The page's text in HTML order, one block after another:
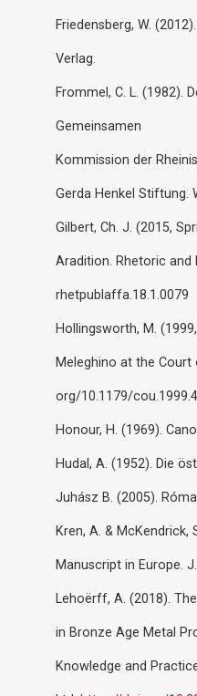
Friedensberg, W.
Verlag.
Frommel, C. L. (1982).
Gemeinsamen
Kommission der
Gerda Henkel Stiftung.
Gilbert, Ch. J. (2015,
Aradition. Rhetoric and
rhetpublaffa.18.1.0079
Hollingsworth, M.
Meleghino at the Court
org/10.1179/
Honour, H. (1969).
Hudal, A. (1952). Die
Juhász B. (2005).
Kren, A. &
Manuscript in Europe.
Lehoërff, A. (2018).
in Bronze Age Metal
Knowledge and